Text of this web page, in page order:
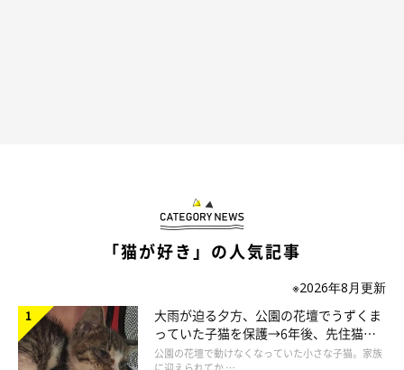
「猫が好き」の人気記事
※2026年8月更新
大雨が迫る夕方、公園の花壇でうずくま
っていた子猫を保護→6年後、先住猫
と“姉妹”のような関係に
公園の花壇で動けなくなっていた小さな子猫。家族